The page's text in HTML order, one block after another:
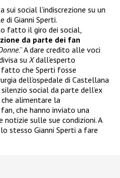
social l’indiscrezione su un
di Gianni Sperti.
fatto il giro dei social,
da parte dei fan
.” A dare credito alle voci
su Xdall’esperto
fatto che Sperti fosse
dell’ospedale di Castellana
social da parte dell’ex
alimentare la
che hanno inviato una
notizie sulle sue condizioni. A
stesso Gianni Sperti a fare